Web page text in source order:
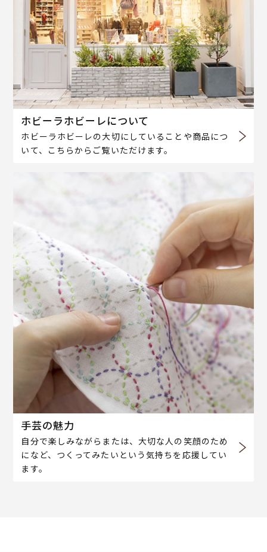
ホビーラホビーレについて
ホビーラホビーレの大切にしていることや商品につ
いて、こちらからご覧いただけます。
手芸の魅力
自分で楽しみながらまたは、大切な人の笑顔のため
になど、つくってみたいという気持ちを応援してい
ます。